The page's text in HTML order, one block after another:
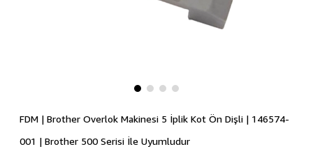
FDM | Brother Overlok Makinesi 5 İplik Kot Ön Dişli | 146574-
001 | Brother 500 Serisi İle Uyumludur